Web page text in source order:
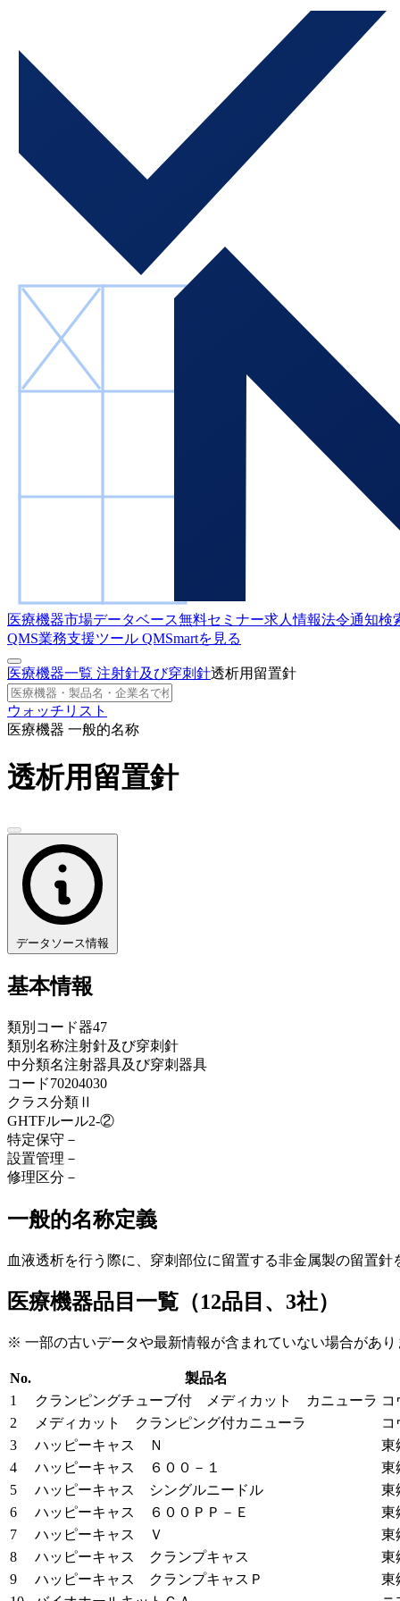
医療機器市場データベース無料セミナー求人情報法令通知検
QMS業務支援ツール QMSmartを見る
医療機器一覧 注射針及び穿刺針透析用留置針
ウォッチリスト
医療機器 一般的名称
透析用留置針
データソース情報
基本情報
類別コード器47
類別名称注射針及び穿刺針
中分類名注射器具及び穿刺器具
コード70204030
クラス分類 Ⅱ
GHTFルール2-②
特定保守 －
設置管理 －
修理区分 －
一般的名称定義
血液透析を行う際に、穿刺部位に留置する非金属製の留置針
医療機器品目一覧（12品目、3社）
※ 一部の古いデータや最新情報が含まれていない場合があり
No.
製品名
1
クランピングチューブ付 メディカット カニューラ コ
2
メディカット クランピング付カニューラ
コ
3
ハッピーキャス Ｎ
東
4
ハッピーキャス ６００－１
東
5
ハッピーキャス シングルニードル
東
6
ハッピーキャス ６００ＰＰ－Ｅ
東
7
ハッピーキャス Ｖ
東
8
ハッピーキャス クランプキャス
東
9
ハッピーキャス クランプキャスＰ
東